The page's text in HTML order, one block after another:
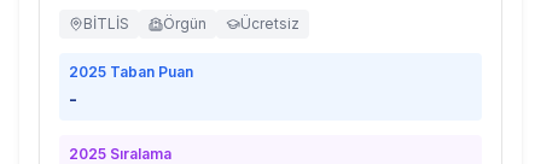
BİTLİS Örgün Ücretsiz
2025 Taban Puan
-
2025 Sıralama